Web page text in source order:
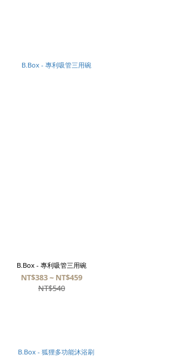
B.Box - 專利吸管三用碗
NT$383 ~ NT$459
NT$540